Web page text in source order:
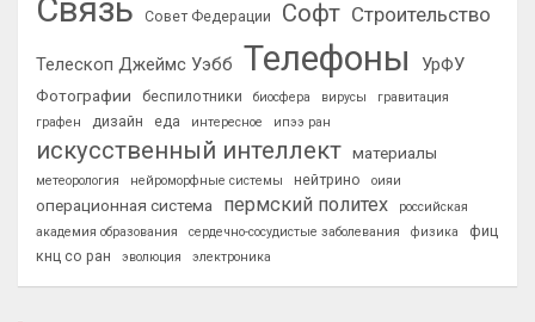
Связь Совет Федерации Софт Строительство
Телескоп Джеймс Уэбб Телефоны УрФУ
Фотографии беспилотники биосфера вирусы
гравитация
графен
дизайн еда интересное ипээ ран
искусственный интеллект материалы
метеорология нейроморфные системы нейтрино оияи
операционная система пермский политех
российская
академия образования
сердечно-сосудистые заболевания физика
фиц
кнц со ран
эволюция электроника